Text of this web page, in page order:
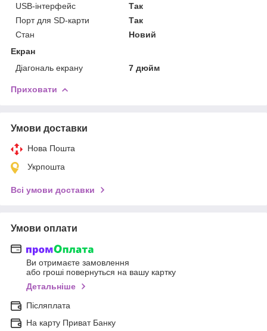
USB-інтерфейс
Так
Порт для SD-карти
Так
Стан
Новий
Екран
Діагональ екрану
7 дюйм
Приховати
Умови доставки
Нова Пошта
Укрпошта
Всі умови доставки
Умови оплати
Ви отримаєте замовлення
або гроші повернуться на вашу картку
Детальніше
Післяплата
На карту Приват Банку